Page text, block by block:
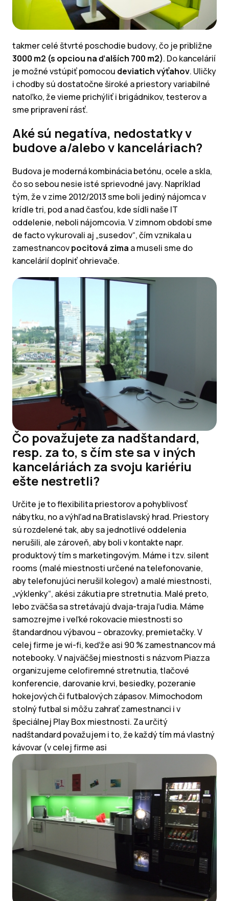
takmer celé štvrté poschodie budovy, čo je približne
3000 m2 (s opciou na ďalších 700 m2). Do kancelárií
je možné vstúpiť pomocou deviatich výťahov. Uličky
i chodby sú dostatočne široké a priestory variabilné
natoľko, že vieme prichýliť i brigádnikov, testerov a
sme pripravení rásť.
Aké sú negatíva, nedostatky v
budove a/alebo v kanceláriach?
Budova je moderná kombinácia betónu, ocele a skla,
čo so sebou nesie isté sprievodné javy. Napríklad
tým, že v zime 2012/2013 sme boli jediný nájomca v
krídle tri, pod a nad časťou, kde sídli naše IT
oddelenie, neboli nájomcovia. V zimnom období sme
de facto vykurovali aj „susedov“, čím vznikala u
zamestnancovpocitová zima a museli sme do
kancelárií doplniť ohrievače.
Čo považujete za nadštandard,
resp. za to, s čím ste sa v iných
kanceláriách za svoju kariériu
ešte nestretli?
Určite je to flexibilita priestorov a pohyblivosť
nábytku, no a výhľad na Bratislavský hrad. Priestory
sú rozdelené tak, aby sa jednotlivé oddelenia
nerušili, ale zároveň, aby boli v kontakte napr.
produktový tím s marketingovým. Máme i tzv. silent
rooms (malé miestnosti určené na telefonovanie,
aby telefonujúci nerušil kolegov) a malé miestnosti,
„výklenky“, akési zákutia pre stretnutia. Malé preto,
lebo zväčša sa stretávajú dvaja-traja ľudia. Máme
samozrejme i veľké rokovacie miestnosti so
štandardnou výbavou – obrazovky, premietačky. V
celej firme je wi-fi, keďže asi 90 % zamestnancov má
notebooky. V najväčšej miestnosti s názvom Piazza
organizujeme celofiremné stretnutia, tlačové
konferencie, darovanie krvi, besiedky, pozeranie
hokejových či futbalových zápasov. Mimochodom
stolný futbal si môžu zahrať zamestnanci i v
špeciálnej Play Box miestnosti. Za určitý
nadštandard považujem i to, že každý tím má vlastný
kávovar (v celej firme asi